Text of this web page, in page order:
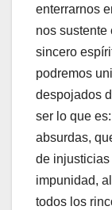
enterrarnos
nos sustente
sincero
podremos
despojados
ser lo que
absurdas,
de
impunidad,
todos los